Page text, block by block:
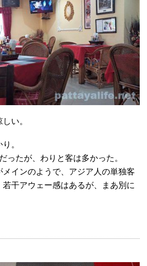
い。
。
ったが、わりと客は多かった。
メインのようで、アジア人の単独客
干アウェー感はあるが、まあ別に